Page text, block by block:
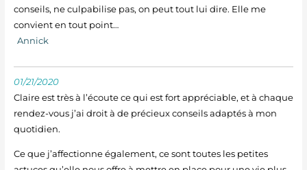
conseils, ne culpabilise pas, on peut tout lui dire. Elle me
convient en tout point…
Annick
01/21/2020
Claire est très à l’écoute ce qui est fort appréciable, et à chaque
rendez-vous j’ai droit à de précieux conseils adaptés à mon
quotidien.
Ce que j’affectionne également, ce sont toutes les petites